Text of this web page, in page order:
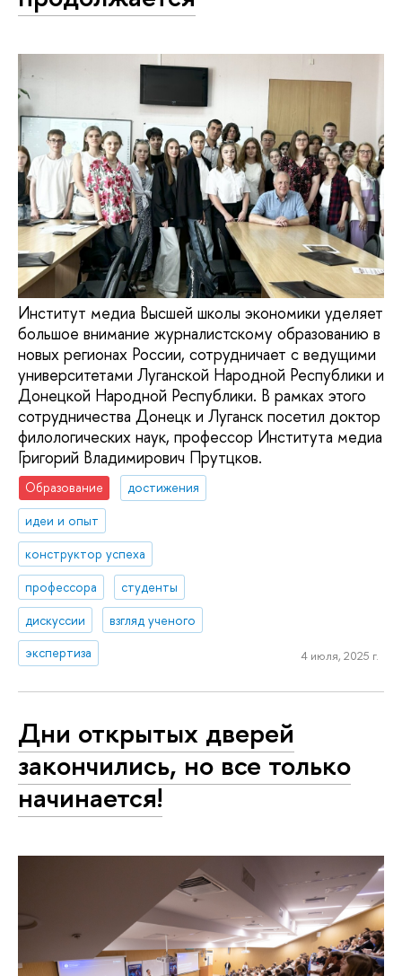
Институт медиа Высшей школы экономики уделяет
большое внимание журналистскому образованию в
новых регионах России, сотрудничает с ведущими
университетами Луганской Народной Республики и
Донецкой Народной Республики. В рамках этого
сотрудничества Донецк и Луганск посетил доктор
филологических наук, профессор Института медиа
Григорий Владимирович Прутцков.
Образование
достижения
идеи и опыт
конструктор успеха
профессора
студенты
дискуссии
взгляд ученого
экспертиза
4 июля, 2025 г.
Дни открытых дверей
закончились, но все только
начинается!